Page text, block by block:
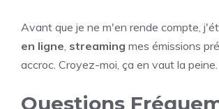
Avant que je ne m'en rende compte,
en ligne streaming mes émissions
accroc. Croyez-moi, ça en vaut la peine.
Questions